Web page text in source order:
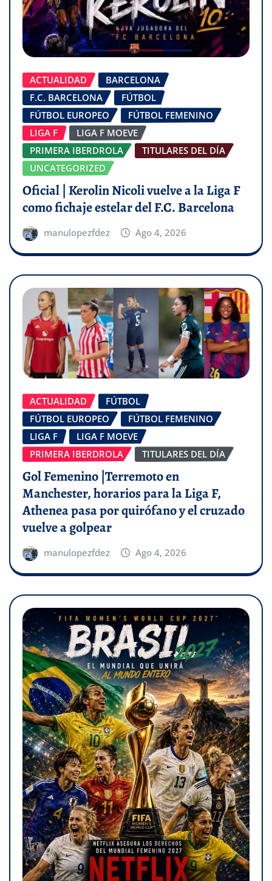
ACTUALIDAD
BARCELONA
F.C. BARCELONA
FÚTBOL
FÚTBOL EUROPEO
FÚTBOL FEMENINO
LIGA F
LIGA F MOEVE
PRIMERA IBERDROLA
TITULARES DEL DÍA
UNCATEGORIZED
Oficial | Kerolin Nicoli vuelve a la Liga F
como fichaje estelar del F.C. Barcelona
manulopezfdez Ago 4, 2026
ACTUALIDAD
FÚTBOL
FÚTBOL EUROPEO
FÚTBOL FEMENINO
LIGA F
LIGA F MOEVE
PRIMERA IBERDROLA
TITULARES DEL DÍA
Gol Femenino |Terremoto en
Manchester, horarios para la Liga F,
Athenea pasa por quirófano y el cruzado
vuelve a golpear
manulopezfdez Ago 4, 2026